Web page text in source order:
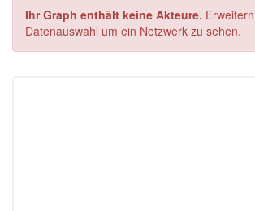
Ihr Graph enthält keine Akteure.
Datenauswahl um ein Netzwerk zu sehen.